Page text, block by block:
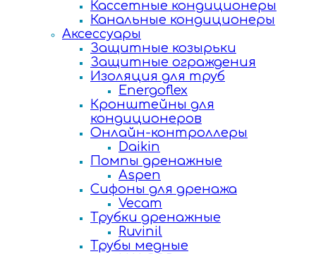
Кассетные кондиционеры
Канальные кондиционеры
Аксессуары
Защитные козырьки
Защитные ограждения
Изоляция для труб
Energoflex
Кронштейны для
кондиционеров
Онлайн-контроллеры
Daikin
Помпы дренажные
Aspen
Сифоны для дренажа
Vecam
Трубки дренажные
Ruvinil
Трубы медные